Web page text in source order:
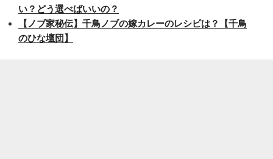
い？どう選べばいいの？
【ノブ家秘伝】千鳥ノブの嫁カレーのレシピは？【千鳥
のひな壇団】